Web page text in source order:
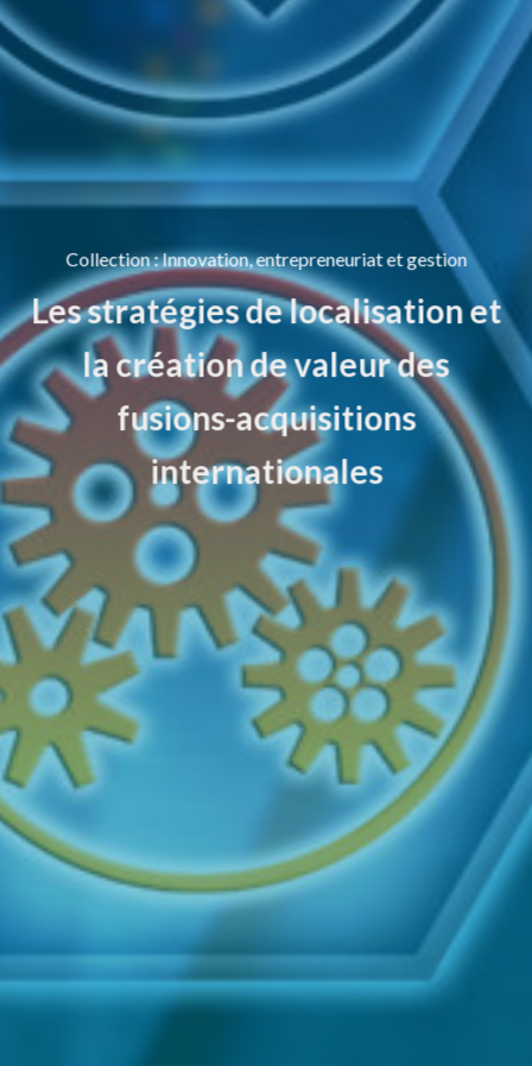
Collection:Innovation, entrepreneuriat et gestion
Les stratégies de localisation et
la création de valeur des
fusions-acquisitions
internationales